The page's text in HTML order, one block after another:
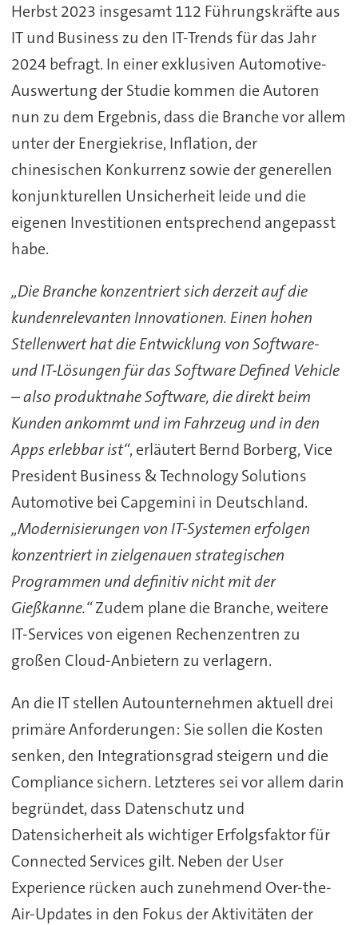
Herbst 2023 insgesamt 112 Führungskräfte aus
IT und Business zu den IT-Trends für das Jahr
2024 befragt. In einer exklusiven Automotive-
Auswertung der Studie kommen die Autoren
nun zu dem Ergebnis, dass die Branche vor allem
unter der Energiekrise, Inflation, der
chinesischen Konkurrenz sowie der generellen
konjunkturellen Unsicherheit leide und die
eigenen Investitionen entsprechend angepasst
habe.
„Die Branche konzentriert sich derzeit auf die
kundenrelevanten Innovationen. Einen hohen
Stellenwert hat die Entwicklung von Software-
und IT-Lösungen für das Software Defined Vehicle
– also produktnahe Software, die direkt beim
Kunden ankommt und im Fahrzeug und in den
Apps erlebbar ist“, erläutert Bernd Borberg, Vice
President Business & Technology Solutions
Automotive bei Capgemini in Deutschland.
„Modernisierungen von IT-Systemen erfolgen
konzentriert in zielgenauen strategischen
Programmen und definitiv nicht mit der
Gießkanne.“Zudem plane die Branche, weitere
IT-Services von eigenen Rechenzentren zu
großen Cloud-Anbietern zu verlagern.
An die IT stellen Autounternehmen aktuell drei
primäre Anforderungen: Sie sollen die Kosten
senken, den Integrationsgrad steigern und die
Compliance sichern. Letzteres sei vor allem darin
begründet, dass Datenschutz und
Datensicherheit als wichtiger Erfolgsfaktor für
Connected Services gilt. Neben der User
Experience rücken auch zunehmend Over-the-
Air-Updates in den Fokus der Aktivitäten der